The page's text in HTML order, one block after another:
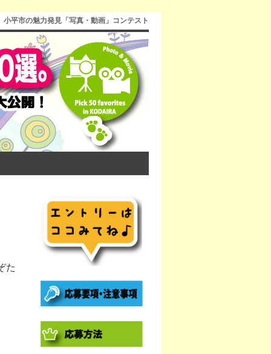
小平市の魅力発見「写真・動画」コンテスト
た